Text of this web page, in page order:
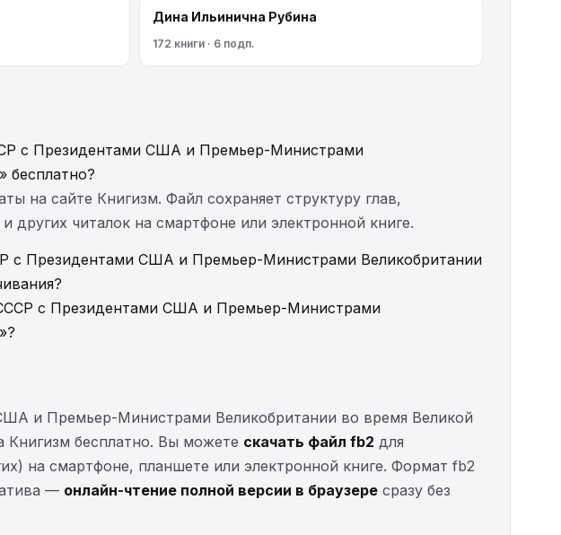
Дина Ильинична Рубина
172 книги · 6 подп.
с Президентами США и Премьер-Министрами
бесплатно?
на сайте Книгизм. Файл сохраняет структуру глав,
читалок на смартфоне или электронной книге.
с Президентами США и Премьер-Министрами Великобритании
с Президентами США и Премьер-Министрами
и Премьер-Министрами Великобритании во время Великой
Книгизм бесплатно. Вы можете скачать файл fb2 для
на смартфоне, планшете или электронной книге. Формат fb2
— онлайн-чтение полной версии в браузере сразу без